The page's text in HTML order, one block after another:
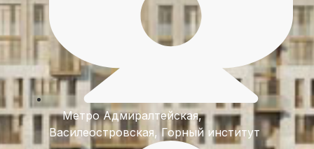
Метро Адмиралтейская,
Василеостровская,Горный институт